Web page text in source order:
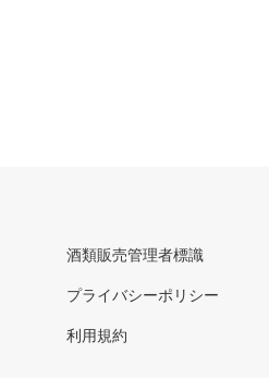
酒類販売管理者標識
プライバシーポリシー
利用規約